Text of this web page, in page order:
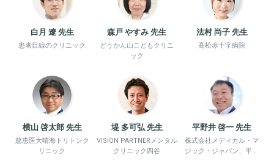
白月 遼 先生
患者目線のクリニック
森戸 やすみ 先生
どうかん山こどもクリニ
ック
法村 尚子 先生
高松赤十字病院
横山 啓太郎 先生
慈恵医大晴海トリトンク
リニック
堤 多可弘 先生
VISION PARTNERメンタル
クリニック四谷
平野井 啓一 先生
株式会社メディカル・マ
ジック・ジャパン、平野